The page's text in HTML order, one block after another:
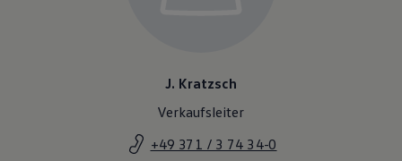
J. Kratzsch
Verkaufsleiter
+49 371 / 3 74 34-0